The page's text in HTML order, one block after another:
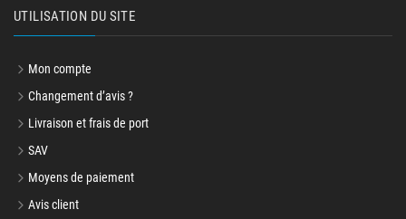
UTILISATION DU SITE
Mon compte
Changement d’avis ?
Livraison et frais de port
SAV
Moyens de paiement
Avis client